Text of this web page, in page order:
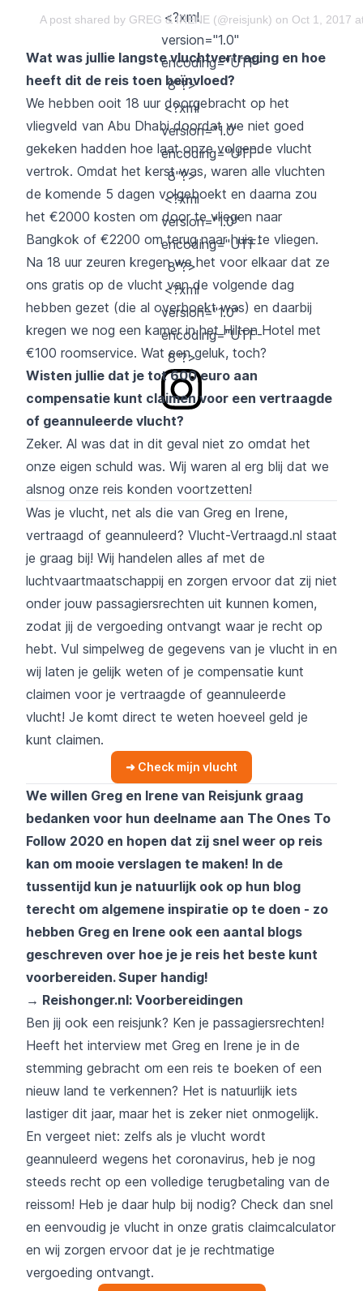
<?xml
version="1.0"
encoding="UTF-
8"?>
<?xml
version="1.0"
encoding="UTF-
8"?>
<?xml
version="1.0"
encoding="UTF-
8"?>
<?xml
version="1.0"
encoding="UTF-
8"?>
A post shared by GREG & IRENE (@reisjunk) on Oct 1, 2017
Wat was jullie langste vluchtvertraging en hoe
heeft dit de reis toen beïnvloed?
We hebben ooit 18 uur doorgebracht op het
vliegveld van Abu Dhabi doordat we niet goed
gekeken hadden hoe laat onze volgende vlucht
vertrok. Omdat het kerst was, waren alle vluchten
de komende 5 dagen volgeboekt en daarna zou
het €2000 kosten om door te vliegen naar
Bangkok of €2200 om terug naar huis te vliegen.
Na 18 uur zeuren kregen we het voor elkaar dat ze
ons gratis op de vlucht van de volgende dag
hebben gezet (die al overboekt was) en daarbij
kregen we nog een kamer in het Hilton Hotel met
€100 roomservice. Wat een geluk, toch?
Wisten jullie dat je tot 600 euro aan
compensatie kunt claimen voor een vertraagde
of geannuleerde vlucht?
Zeker. Al was dat in dit geval niet zo omdat het
onze eigen schuld was. Wij waren al erg blij dat we
alsnog onze reis konden voortzetten!
Was je vlucht, net als die van Greg en Irene,
vertraagd of geannuleerd? Vlucht-Vertraagd.nl staat
je graag bij! Wij handelen alles af met de
luchtvaartmaatschappij en zorgen ervoor dat zij niet
onder jouw passagiersrechten uit kunnen komen,
zodat jij de vergoeding ontvangt waar je recht op
hebt. Vul simpelweg de gegevens van je vlucht in en
wij laten je gelijk weten of je compensatie kunt
claimen voor je vertraagde of geannuleerde
vlucht! Je komt direct te weten hoeveel geld je
kunt claimen.
➜ Check mijn vlucht
We willen Greg en Irene van Reisjunk graag
bedanken voor hun deelname aan The Ones To
Follow 2020 en hopen dat zij snel weer op reis
kan om mooie verslagen te maken! In de
tussentijd kun je natuurlijk ook op hun blog
terecht om algemene inspiratie op te doen - zo
hebben Greg en Irene ook een aantal blogs
geschreven over hoe je je reis het beste kunt
voorbereiden. Super handig!
→ Reishonger.nl: Voorbereidingen
Ben jij ook een reisjunk? Ken je passagiersrechten!
Heeft het interview met Greg en Irene je in de
stemming gebracht om een reis te boeken of een
nieuw land te verkennen? Het is natuurlijk iets
lastiger dit jaar, maar het is zeker niet onmogelijk.
En vergeet niet: zelfs als je vlucht wordt
geannuleerd wegens het coronavirus, heb je nog
steeds recht op een volledige terugbetaling van de
reissom! Heb je daar hulp bij nodig? Check dan snel
en eenvoudig je vlucht in onze gratis claimcalculator
en wij zorgen ervoor dat je je rechtmatige
vergoeding ontvangt.